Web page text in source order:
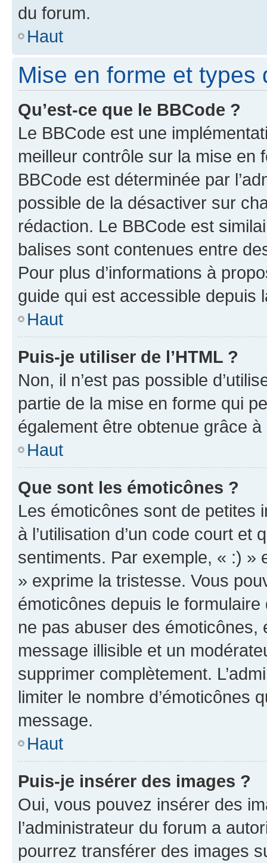
du forum.
Haut
Mise en forme et types
Qu’est-ce que le BBCode ?
Le BBCode est une
meilleur contrôle sur la mise en
BBCode est déterminée par
possible de la désactiver sur
rédaction. Le BBCode est
balises sont contenues entre
Pour plus d’informations à
guide qui est accessible depuis
Haut
Puis-je utiliser de l’HTML ?
Non, il n’est pas possible
partie de la mise en forme qui
également être obtenue grâce à
Haut
Que sont les émoticônes ?
Les émoticônes sont de petites
à l’utilisation d’un code court et
sentiments. Par exemple, « :) »
» exprime la tristesse. Vous
émoticônes depuis le
ne pas abuser des
message illisible et un
supprimer complètement.
limiter le nombre d’émoticônes
message.
Haut
Puis-je insérer des images ?
Oui, vous pouvez insérer des
l’administrateur du forum a
pourrez transférer des images